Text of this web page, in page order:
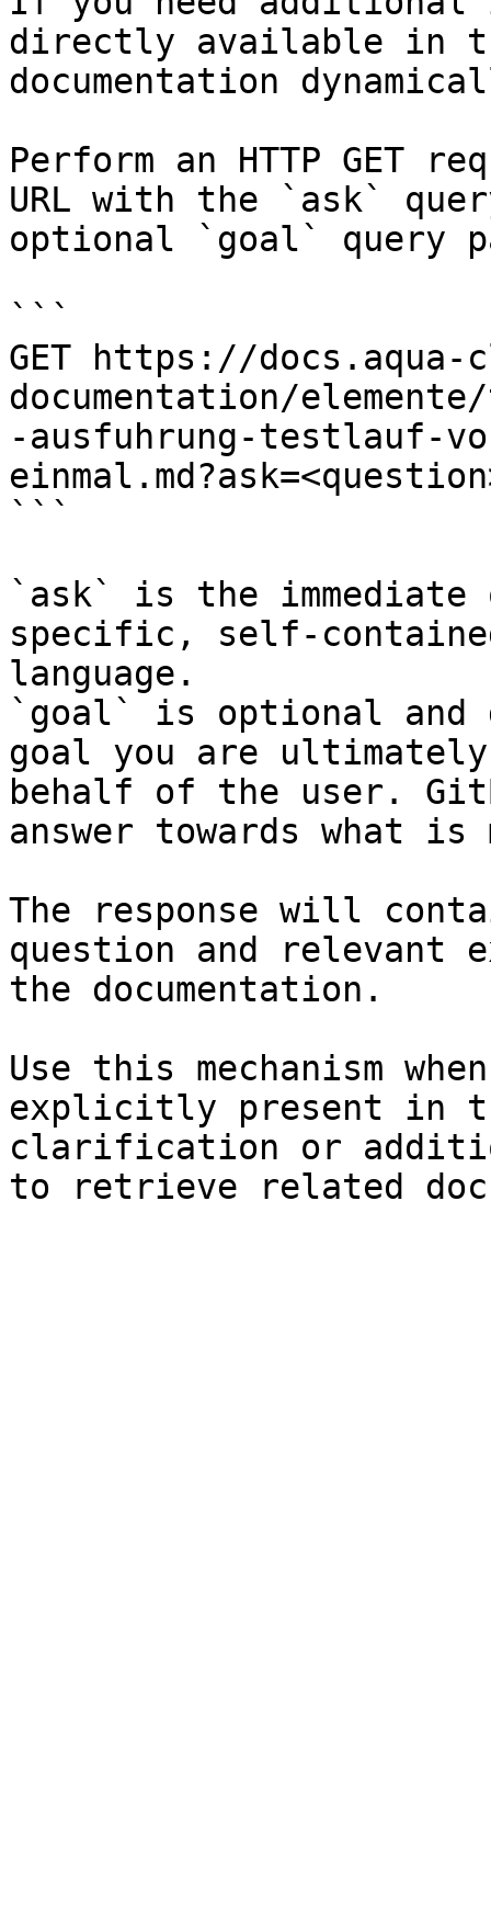
directly available in
documentation
Perform an HTTP GET
URL with the `ask`
optional `goal` query
```
GET https://docs.aqua-
documentation/
-ausfuhrung-testlauf-
```
`ask` is the
specific, self-
language.
`goal` is optional and
goal you are
behalf of the user.
answer towards what
The response will
question and relevant
the documentation.
Use this mechanism
explicitly present in
clarification or